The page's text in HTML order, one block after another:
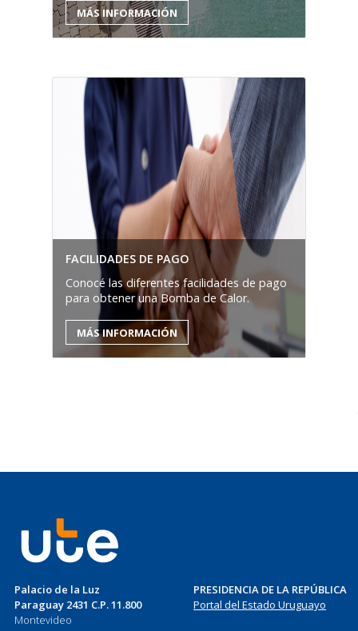
MÁS INFORMACIÓN
FACILIDADES DE PAGO
Conocé las diferentes facilidades de pago
para obtener una Bomba de Calor.
MÁS INFORMACIÓN
Palacio de la Luz
Paraguay 2431 C.P. 11.800
Montevideo
PRESIDENCIA DE LA REPÚBLICA
Portal del Estado Uruguayo